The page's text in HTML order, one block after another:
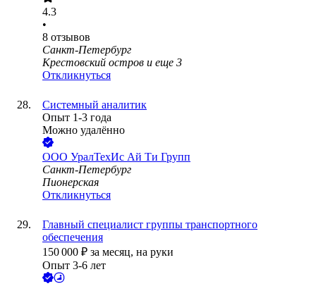
4.3
•
8 отзывов
Санкт-Петербург
Крестовский остров и еще 3
Откликнуться
Системный аналитик
Опыт 1-3 года
Можно удалённо
ООО УралТехИс Ай Ти Групп
Санкт-Петербург
Пионерская
Откликнуться
Главный специалист группы транспортного
обеспечения
150 000 ₽ за месяц, на руки
Опыт 3-6 лет